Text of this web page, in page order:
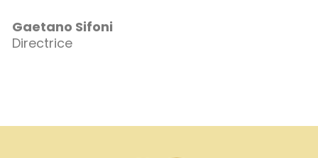
Gaetano Sifoni
Directrice